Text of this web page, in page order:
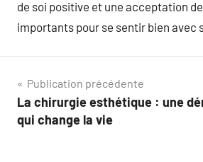
de soi positive et une acceptation
importants pour se sentir bien avec
Navigation
de
Publication précédente
La chirurgie esthétique : une
qui change la vie